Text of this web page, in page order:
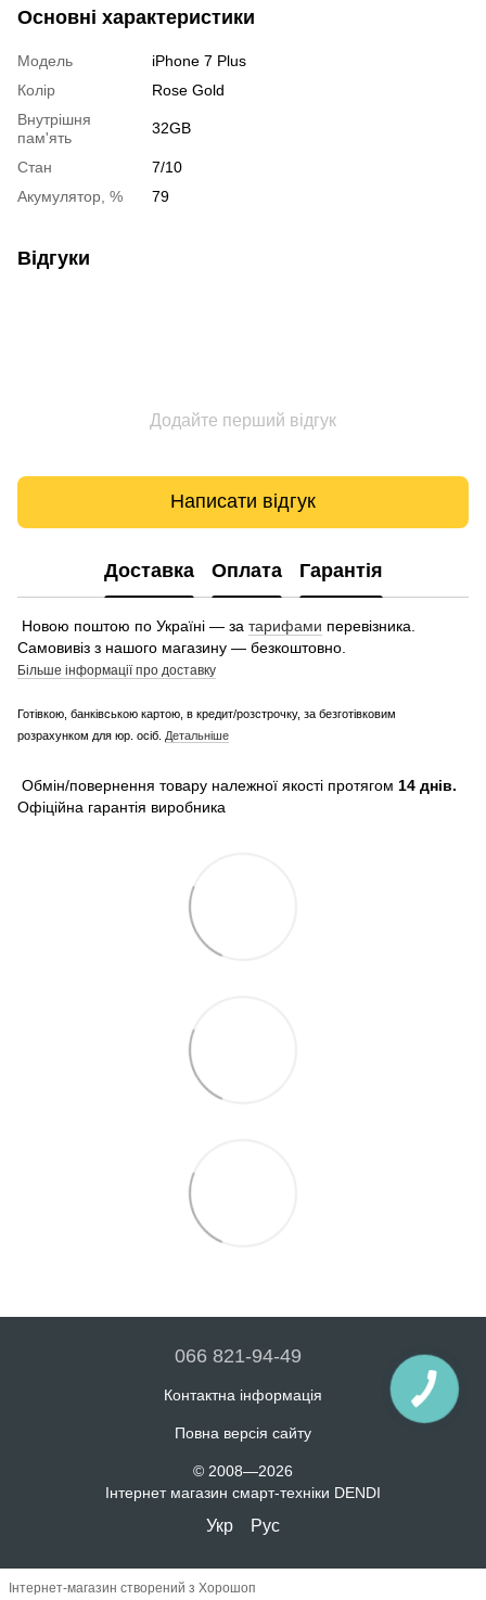
Основні характеристики
Модель
iPhone 7 Plus
Колір
Rose Gold
Внутрішня
пам'ять
32GB
Стан
7/10
Акумулятор, %
79
Відгуки
Додайте перший відгук
Написати відгук
Доставка Оплата Гарантія
Новою поштою по Україні — за тарифами перевізника.
Самовивіз з нашого магазину — безкоштовно.
Більше інформації про доставку
Готівкою, банківською картою, в кредит/розстрочку, за безготівковим
розрахунком для юр. осіб. Детальніше
Обмін/повернення товару належної якості протягом 14 днів.
Офіційна гарантія виробника
066 821-94-49
Контактна інформація
Повна версія сайту
© 2008—2026
Інтернет магазин смарт-техніки DENDI
Укр Рус
Інтернет-магазин створений з Хорошоп